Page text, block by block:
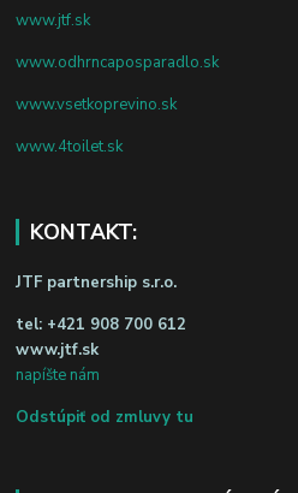
www.jtf.sk
www.odhrncaposparadlo.sk
www.vsetkoprevino.sk
www.4toilet.sk
KONTAKT:
JTF partnership s.r.o.
tel: +421 908 700 612
www.jtf.sk
napíšte nám
Odstúpiť od zmluvy tu